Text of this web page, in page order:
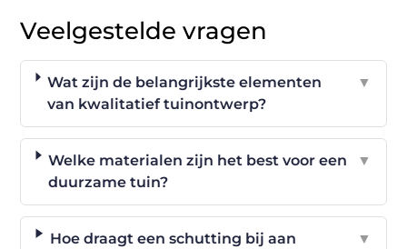
Veelgestelde vragen
Wat zijn de belangrijkste elementen
van kwalitatief tuinontwerp?
▼
Welke materialen zijn het best voor een
duurzame tuin?
▼
Hoe draagt een schutting bij aan ▼